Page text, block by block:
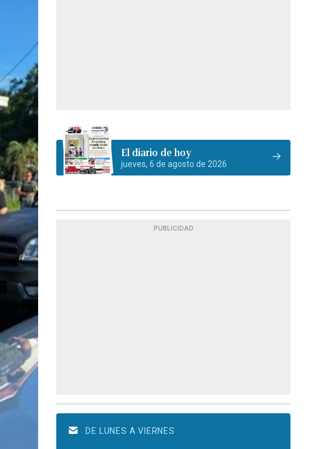
El diario de hoy
jueves, 6 de agosto de 2026
PUBLICIDAD
DE LUNES A VIERNES